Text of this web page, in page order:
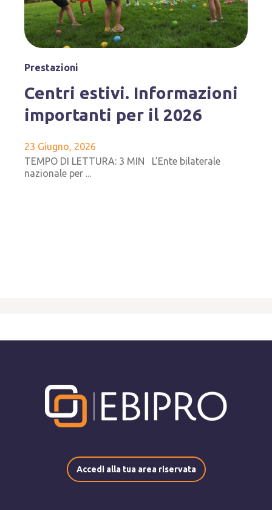
Prestazioni
Centri estivi. Informazioni
importanti per il 2026
23 Giugno, 2026
TEMPO DI LETTURA: 3 MIN L’Ente bilaterale
nazionale per ...
Accedi alla tua area riservata